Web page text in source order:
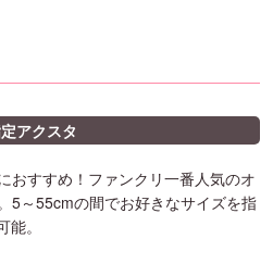
アクスタ
おすすめ！ファンクリ一番人気のオ
5～55cmの間でお好きなサイズを指
。